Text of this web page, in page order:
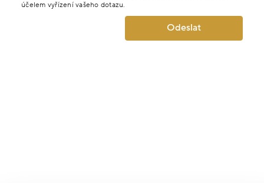
účelem vyřízení vašeho dotazu.
Odeslat